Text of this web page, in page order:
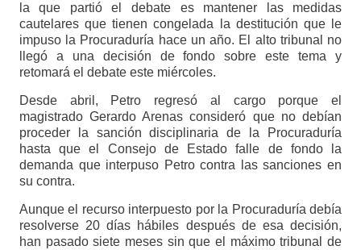
la que partió el debate es mantener las medidas
cautelares que tienen congelada la destitución que le
impuso la Procuraduría hace un año. El alto tribunal no
llegó a una decisión de fondo sobre este tema y
retomará el debate este miércoles.
Desde abril, Petro regresó al cargo porque el
magistrado Gerardo Arenas consideró que no debían
proceder la sanción disciplinaria de la Procuraduría
hasta que el Consejo de Estado falle de fondo la
demanda que interpuso Petro contra las sanciones en
su contra.
Aunque el recurso interpuesto por la Procuraduría debía
resolverse 20 días hábiles después de esa decisión,
han pasado siete meses sin que el máximo tribunal de